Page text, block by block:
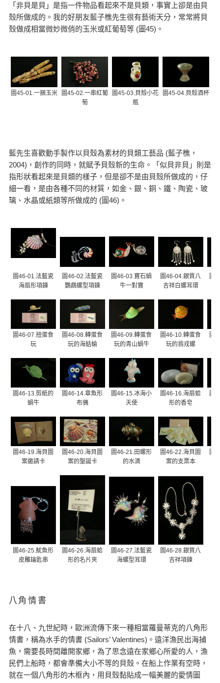
「非貝是貝」是指一件物品看起來不是貝類，事實上卻是由貝
殼所做成的。我的好朋友藍子樵先生很有藝術天分，常常將貝
殼做成相當微妙微俏的玉米或紅葡萄等 (圖45)。
圖45-01.一捆玉米
圖45-02.一串紅葡
萄
圖45-03.貝殼小花
瓶
圖45-04.貝殼酒杯
藍先生喜歡動手製作以貝殼為素材的貝類工藝品 (藍子樵，
2004)，創作的同時，就賦予貝殼新的生命。「似貝非貝」則是
指形狀看起來是貝類的樣子，但是卻不是由貝殼所做成的，仔
細一看，是由各種不同的材質，如金、銀、銅、鐵、陶瓷、玻
璃、水晶或紙類等所做成的 (圖46)。
圖46-01.法藍瓷
海扇形項鍊
圖46-02.法藍瓷
鸚鵡螺型項鍊
圖46-03.寶石蝸
牛一對寶
圖46-04.銀質八
吉祥白螺耳環
圖
圖46-07.扭蛋食
玩
圖46-08.轉蛋食
玩的海蛞蝓
圖46-09.轉蛋食
玩的青山蝸牛
圖46-10.轉蛋食
玩的翁戎螺
圖
圖46-13.剪紙的
蝸牛
圖46-14.章魚形
布偶
圖46-15.冰海小
天使
圖46-16.海扇蛤
形的香皂
圖
圖46-19.海貝圖
案邀請卡
圖46-20.海貝圖
案的聖誕卡
圖46-21.田螺形
的水滴
圖46-22.海貝圖
案的支票本
圖
圖46-25.魷魚形
皮雕鑰匙串
圖46-26.海扇蛤
形的名片夾
圖46-27.法藍瓷
海螺型耳環
圖46-28.銀質八
吉祥項鍊
八角情書
在十八、九世紀時，歐洲流傳下來一種相當羅曼蒂克的八角形
情書，稱為水手的情書 (Sailors’ Valentines)。遠洋漁民出海捕
魚，需要長時間離開家鄉，為了思念遠在家鄉心所愛的人，漁
民們上船時，都會準備大小不等的貝殼。在船上作業有空時，
就在一個八角形的木框內，用貝殼黏貼成一幅美麗的愛情圖